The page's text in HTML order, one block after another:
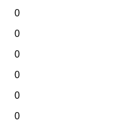
0
0
0
0
0
0